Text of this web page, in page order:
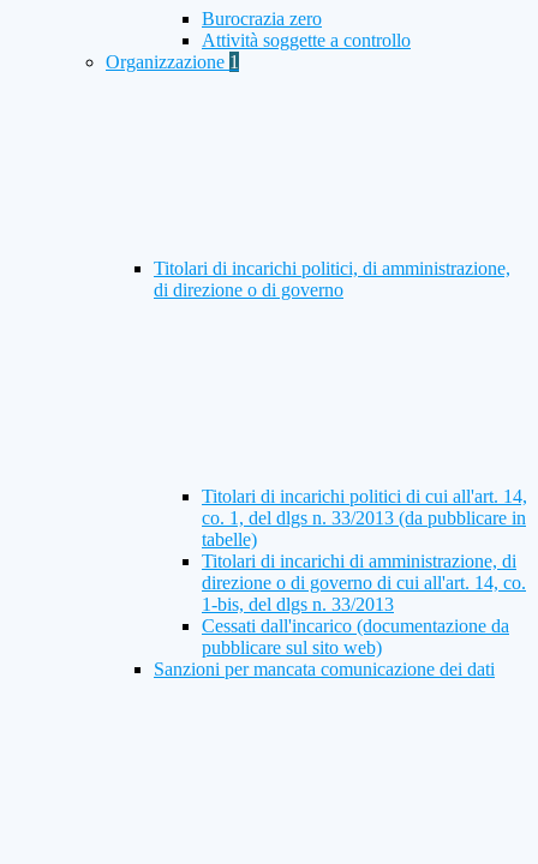
Burocrazia zero
Attività soggette a controllo
Organizzazione 1
Titolari di incarichi politici, di amministrazione,
di direzione o di governo
Titolari di incarichi politici di cui all'art. 14,
co. 1, del dlgs n. 33/2013 (da pubblicare in
tabelle)
Titolari di incarichi di amministrazione, di
direzione o di governo di cui all'art. 14, co.
1-bis, del dlgs n. 33/2013
Cessati dall'incarico (documentazione da
pubblicare sul sito web)
Sanzioni per mancata comunicazione dei dati